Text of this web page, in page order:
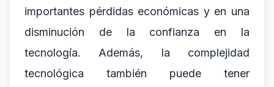
importantes pérdidas económicas y en una
disminución de la confianza en la
tecnología. Además, la complejidad
tecnológica también puede tener